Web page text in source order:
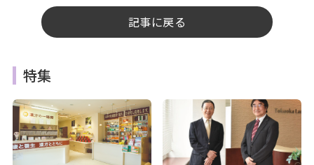
記事に戻る
特集